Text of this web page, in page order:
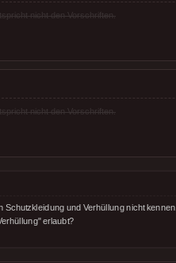
nicht den Vorschriften.
nicht den Vorschriften.
Schutzkleidung und Verhüllung nicht kennen.
erlaubt?